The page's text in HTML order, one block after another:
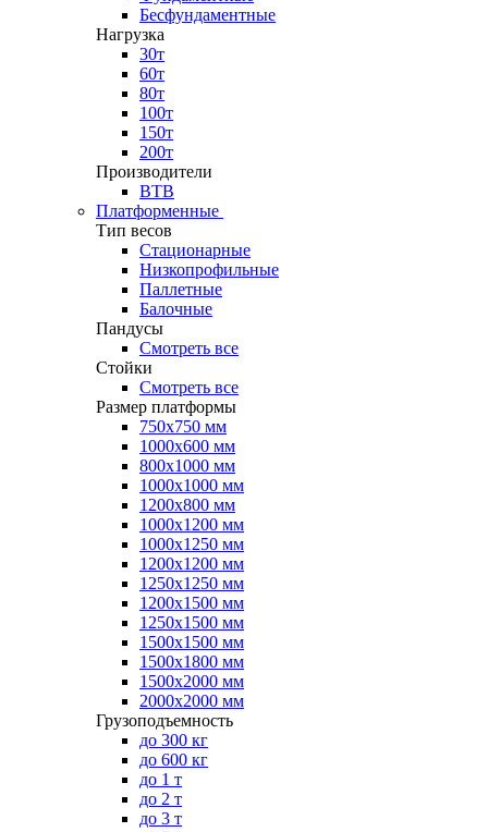
Бесфундаментные
Нагрузка
30т
60т
80т
100т
150т
200т
Производители
ВТВ
Платформенные
Тип весов
Стационарные
Низкопрофильные
Паллетные
Балочные
Пандусы
Смотреть все
Стойки
Смотреть все
Размер платформы
750х750 мм
1000х600 мм
800х1000 мм
1000х1000 мм
1200х800 мм
1000х1200 мм
1000х1250 мм
1200х1200 мм
1250х1250 мм
1200х1500 мм
1250х1500 мм
1500х1500 мм
1500х1800 мм
1500х2000 мм
2000х2000 мм
Грузоподъемность
до 300 кг
до 600 кг
до 1 т
до 2 т
до 3 т